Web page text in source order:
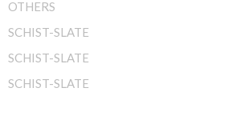
OTHERS
SCHIST-SLATE
SCHIST-SLATE
SCHIST-SLATE